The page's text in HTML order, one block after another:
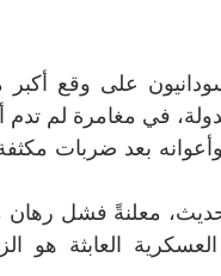
على وقع أكبر
في مغامرة لم
وأعوانه بعد ضربات
معلنةً فشل
العابثة هو